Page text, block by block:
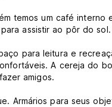
temos um café interno
assistir ao pôr do sol.
para leitura e
A cereja do
amigos.
Armários para seus